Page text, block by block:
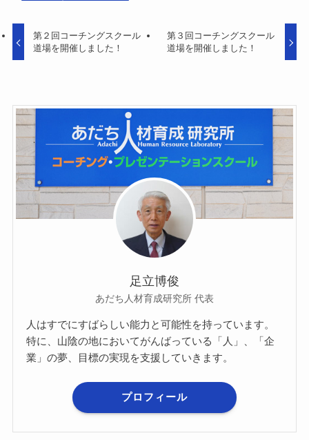
第２回コーチングスクール
道場を開催しました！
第３回コーチングスクール
道場を開催しました！
足立博俊
あだち人材育成研究所 代表
人はすでにすばらしい能力と可能性を持っています。
特に、山陰の地においてがんばっている「人」、「企
業」の夢、目標の実現を支援していきます。
プロフィール